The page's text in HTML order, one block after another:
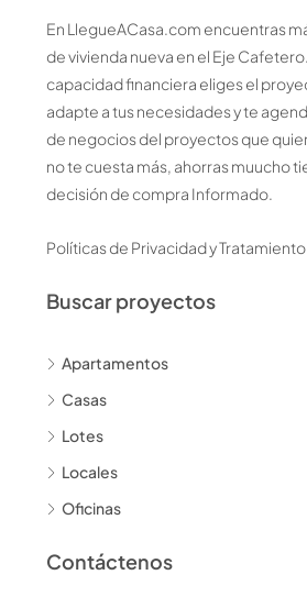
En LlegueACasa.com encuentras
de vivienda nueva en el Eje
capacidad financiera eliges el
adapte a tus necesidades y te
de negocios del proyectos que
no te cuesta más, ahorras muucho
decisión de compra Informado.
Políticas de Privacidad y
Buscar proyectos
Apartamentos
Casas
Lotes
Locales
Oficinas
Contáctenos